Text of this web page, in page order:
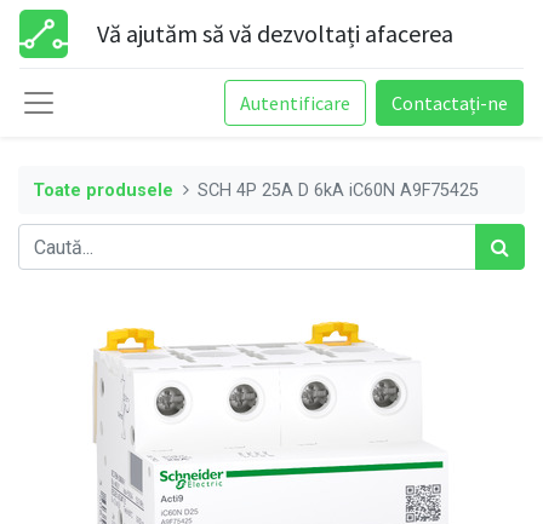
Vă ajutăm să vă dezvoltați afacerea
Autentificare Contactați-ne
Toate produsele SCH 4P 25A D 6kA iC60N A9F75425